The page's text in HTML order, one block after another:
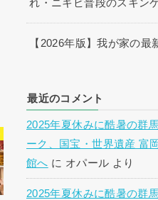
れ・ニキビ普段のスキン
【2026年版】我が家の最
最近のコメント
2025年夏休みに酷暑の群
ーク、国宝・世界遺産 富
館へ に オパール より
2025年夏休みに酷暑の群